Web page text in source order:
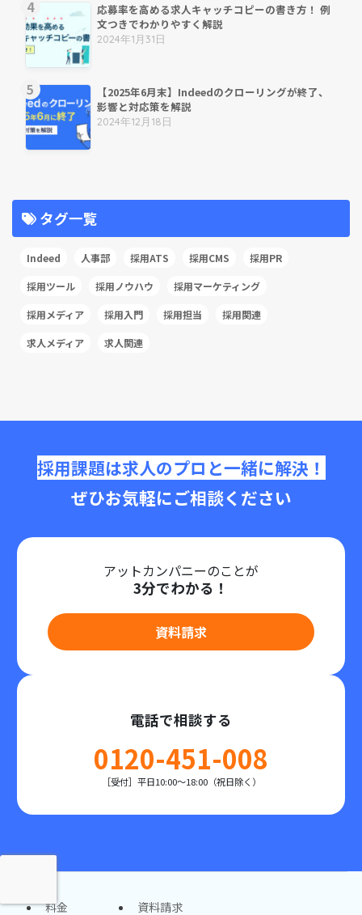
応募率を高める求人キャッチコピーの書き方！ 例
文つきでわかりやすく解説
2024年1月31日
【2025年6月末】Indeedのクローリングが終了、
影響と対応策を解説
2024年12月18日
タグ一覧
Indeed 人事部 採用ATS 採用CMS 採用PR
採用ツール 採用ノウハウ 採用マーケティング
採用メディア 採用入門 採用担当 採用関連
求人メディア 求人関連
採用課題は求人のプロと一緒に解決！
ぜひお気軽にご相談ください
アットカンパニーのことが
3分でわかる！
資料請求
電話で相談する
0120-451-008
［受付］平日10:00～18:00（祝日除く）
料金 資料請求